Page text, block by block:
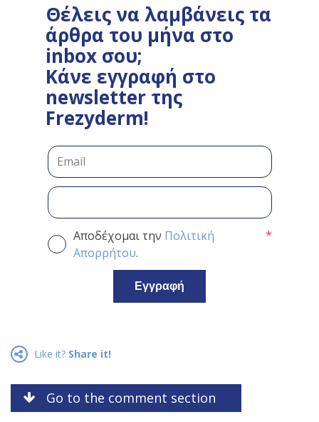
Θέλεις να λαμβάνεις τα
άρθρα του μήνα στο
inbox σου;
Κάνε εγγραφή στο
newsletter της
Frezyderm!
Αποδέχομαι την Πολιτική
Απορρήτου.
*
Εγγραφή
Like it? Share it!
Go to the comment section